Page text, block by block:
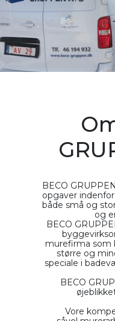
BECO
opgaver
både små og
og
BECO
murefirma som
større og
speciale i
BECO
Vore